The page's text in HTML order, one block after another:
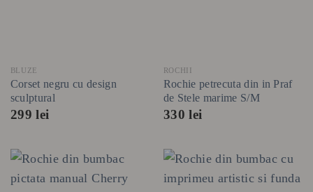
BLUZE
Corset negru cu design
sculptural
299lei
ROCHII
Rochie petrecuta din in Praf
de Stele marime S/M
330lei